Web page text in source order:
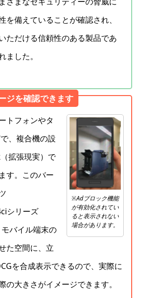
を備えていることが確認され、
ただける信頼性のある製品であ
ました。
ジを確認できます
※Adブロック機能
が有効化されてい
ると表示されない
場合があります。
トフォンやタ
、複合機の設
拡張現実）で
す。このバー
シリーズ
バイル端末の
た空間に、立
を合成表示できるので、実際に
の大きさがイメージできます。